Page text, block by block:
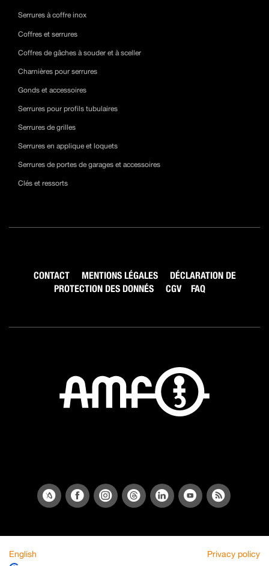
Serrures à coffre inox
Coffres et serrures
Coffres de gâches à souder et à sceller
Charnières pour serrures
Gonds et accessoires
Serrures pour profils tubulaires
Serrures de grilles
Serrures en applique et loquets
Serrures de portes de garages et accessoires
Clés et ressorts
CONTACT MENTIONS LÉGALES
DÉCLARATION DE
PROTECTION DES DONNÉS
CGV FAQ
English Privacy policy